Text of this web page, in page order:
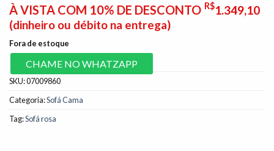
À VISTA COM 10% DE DESCONTO R$1.349,10
(dinheiro ou débito na entrega)
Fora de estoque
CHAME NO WHATZAPP
SKU:07009860
Categoria:Sofá Cama
Tag:Sofá rosa